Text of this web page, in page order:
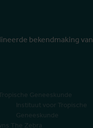
bekendmaking van
Geneeskunde
Instituut voor Tropische
Geneeskunde
The Zebra